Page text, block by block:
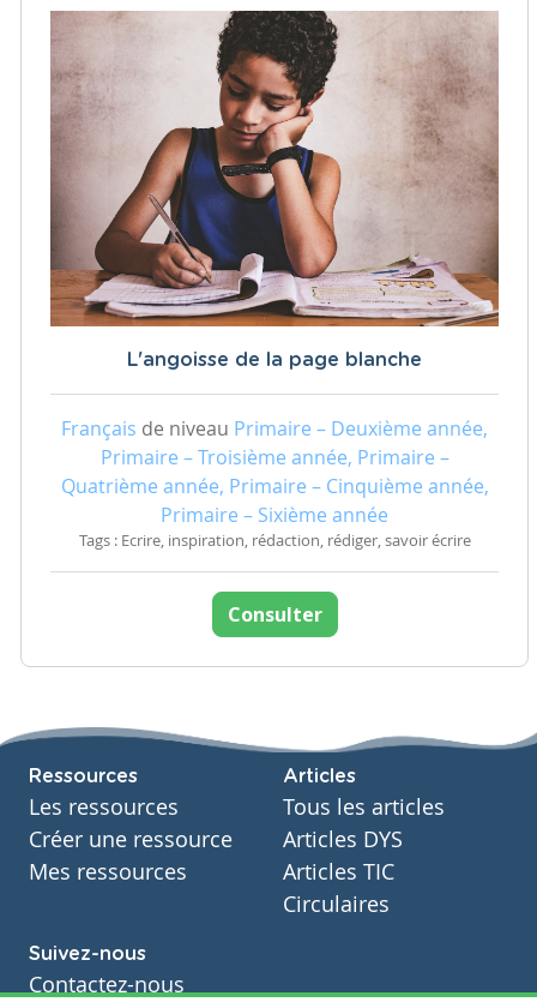
L'angoisse de la page blanche
Français de niveau Primaire – Deuxième année,
Primaire – Troisième année, Primaire –
Quatrième année, Primaire – Cinquième année,
Primaire – Sixième année
Tags : Ecrire, inspiration, rédaction, rédiger, savoir écrire
Consulter
Ressources
Les ressources
Créer une ressource
Mes ressources
Articles
Tous les articles
Articles DYS
Articles TIC
Circulaires
Suivez-nous
Contactez-nous